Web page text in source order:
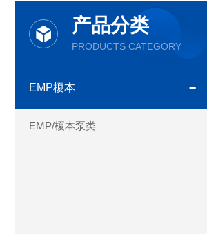
产品分类
PRODUCTS CATEGORY
EMP榎本
EMP/榎本泵类